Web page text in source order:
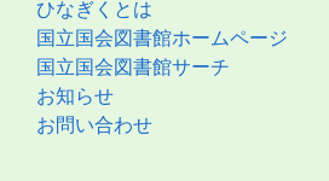
ひなぎくとは
国立国会図書館ホームページ
国立国会図書館サーチ
お知らせ
お問い合わせ